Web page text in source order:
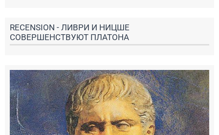
RECENSION - ЛИВРИ И НИЦШЕ
СОВЕРШЕНСТВУЮТ ПЛАТОНА